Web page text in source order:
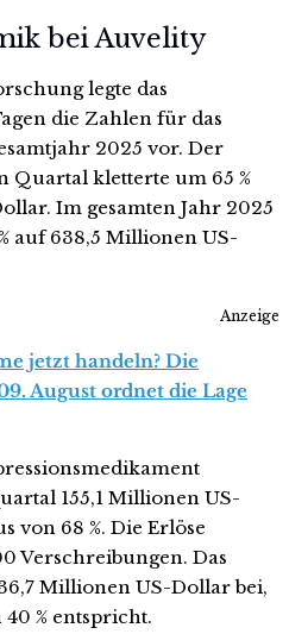
bei Auvelity
legte das
die Zahlen für das
2025 vor. Der
Quartal kletterte um 65 %
Im gesamten Jahr 2025
auf 638,5 Millionen US-
Anzeige
jetzt handeln? Die
August ordnet die Lage
155,1 Millionen US-
von 68 %. Die Erlöse
Verschreibungen. Das
Millionen US-Dollar bei,
% entspricht.